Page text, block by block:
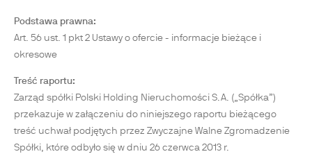
Podstawa prawna:
Art. 56 ust. 1 pkt 2 Ustawy o ofercie - informacje bieżące i
okresowe
Treść raportu:
Zarząd spółki Polski Holding Nieruchomości S.A. („Spółka”)
przekazuje w załączeniu do niniejszego raportu bieżącego
treść uchwał podjętych przez Zwyczajne Walne Zgromadzenie
Spółki, które odbyło się w dniu 26 czerwca 2013 r.